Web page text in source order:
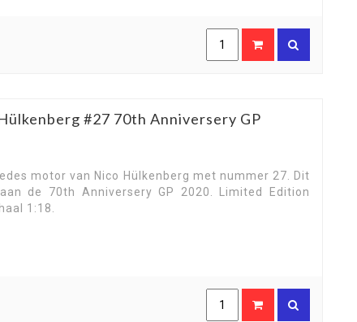
#27 70th Anniversery GP
motor van Nico Hülkenberg met nummer 27. Dit
de 70th Anniversery GP 2020. Limited Edition
1:18.